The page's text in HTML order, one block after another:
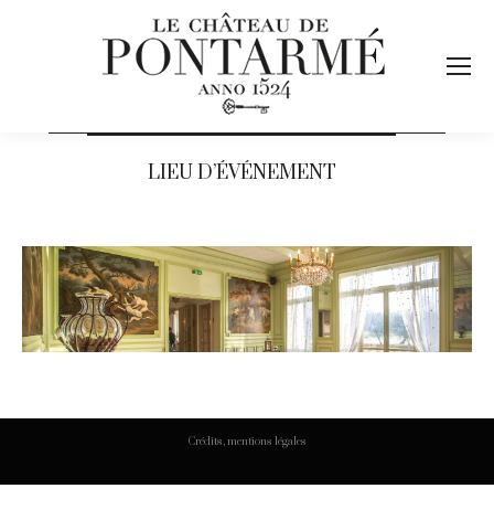
LIEU D’ÉVÉNEMENT
Crédits, mentions légales